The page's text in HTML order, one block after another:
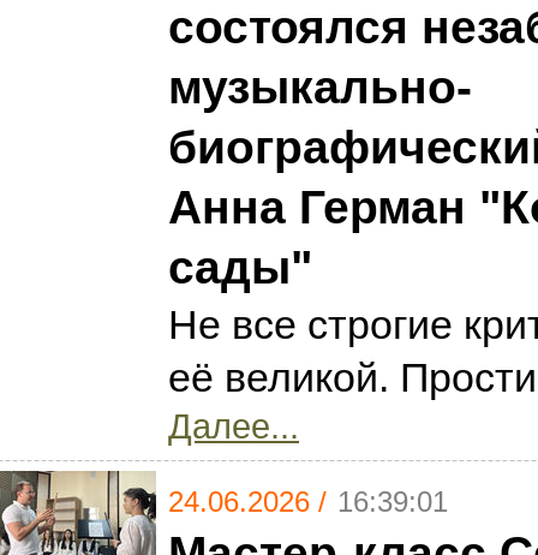
состоялся
музыкально-
Анна Герман
сады"
Не все строгие
её великой.
Далее...
24.06.2026 / 16:39:01